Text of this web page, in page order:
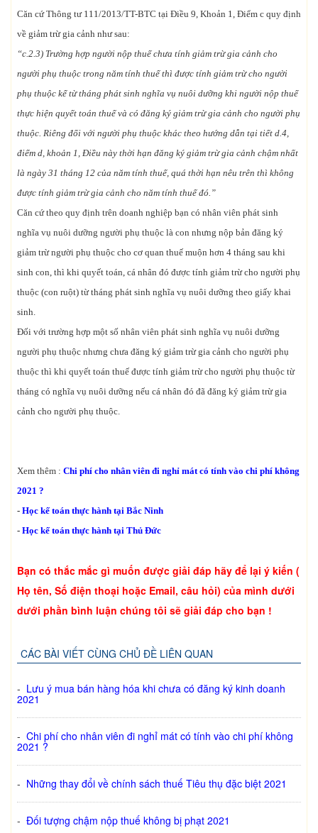
Căn cứ Thông tư 111/2013/TT-BTC tại Điều 9, Khoản 1, Điểm c quy định
về giảm trừ gia cảnh như sau:
“c.2.3) Trường hợp người nộp thuế chưa tính giảm trừ gia cảnh cho
người phụ thuộc trong năm tính thuế thì được tính giảm trừ cho người
phụ thuộc kể từ tháng phát sinh nghĩa vụ nuôi dưỡng khi người nộp thuế
thực hiện quyết toán thuế và có đăng ký giảm trừ gia cảnh cho người phụ
thuộc. Riêng đối với người phụ thuộc khác theo hướng dẫn tại tiết d.4,
điểm d, khoản 1, Điều này thời hạn đăng ký giảm trừ gia cảnh chậm nhất
là ngày 31 tháng 12 của năm tính thuế, quá thời hạn nêu trên thì không
được tính giảm trừ gia cảnh cho năm tính thuế đó.”
Căn cứ theo quy định trên doanh nghiệp bạn có nhân viên phát sinh
nghĩa vụ nuôi dưỡng người phụ thuộc là con nhưng nộp bản đăng ký
giảm trừ người phụ thuộc cho cơ quan thuế muộn hơn 4 tháng sau khi
sinh con, thì khi quyết toán, cá nhân đó được tính giảm trừ cho người phụ
thuộc (con ruột) từ tháng phát sinh nghĩa vụ nuôi dưỡng theo giấy khai
sinh.
Đối với trường hợp một số nhân viên phát sinh nghĩa vụ nuôi dưỡng
người phụ thuộc nhưng chưa đăng ký giảm trừ gia cảnh cho người phụ
thuộc thì khi quyết toán thuế được tính giảm trừ cho người phụ thuộc từ
tháng có nghĩa vụ nuôi dưỡng nếu cá nhân đó đã đăng ký giảm trừ gia
cảnh cho người phụ thuộc.
Xem thêm : Chi phí cho nhân viên đi nghỉ mát có tính vào chi phí không
2021 ?
- Học kế toán thực hành tại Bắc Ninh
- Học kế toán thực hành tại Thủ Đức
Bạn có thắc mắc gì muốn được giải đáp hãy để lại ý kiến (
Họ tên, Số điện thoại hoặc Email, câu hỏi) của mình dưới
dưới phần bình luận chúng tôi sẽ giải đáp cho bạn !
CÁC BÀI VIẾT CÙNG CHỦ ĐỀ LIÊN QUAN
- Lưu ý mua bán hàng hóa khi chưa có đăng ký kinh doanh
2021
- Chi phí cho nhân viên đi nghỉ mát có tính vào chi phí không
2021 ?
- Những thay đổi về chính sách thuế Tiêu thụ đặc biệt 2021
- Đối tượng chậm nộp thuế không bị phạt 2021